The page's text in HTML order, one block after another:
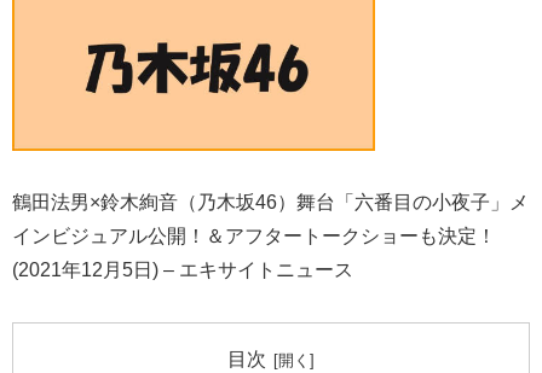
鶴田法男×鈴木絢音（乃木坂46）舞台「六番目の小夜子」メ
インビジュアル公開！＆アフタートークショーも決定！
(2021年12月5日) – エキサイトニュース
目次